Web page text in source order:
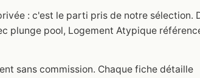
: c'est le parti pris de notre sélection.
plunge pool, Logement Atypique
sans commission. Chaque fiche détaille